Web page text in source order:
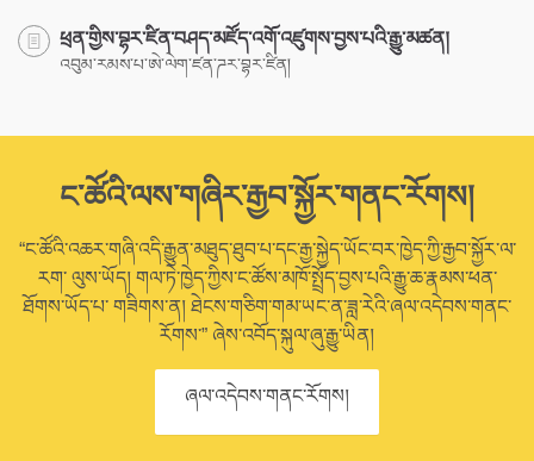
ཕྲན་གྱིས་བྷར་ཛིན་བཤད་མཛོད་འགོ་འཛུགས་བྱས་པའི་རྒྱུ་མཚན།
འབུམ་རམས་པ་ཨེ་ལེག་ཛན་ཌར་བྷར་ཛིན།
ང་ཚོའི་ལས་གཞིར་རྒྱབ་སྐྱོར་གནང་རོགས།
“ང་ཚོའི་འཆར་གཞི་འདི་རྒྱུན་མཐུད་ཐུབ་པ་དང་རྒྱ་སྐྱེད་ཡོང་བར་ཁྱེད་ཀྱི་རྒྱབ་སྐྱོར་ལ་
རག་ ལུས་ཡོད། གལ་ཏེ་ཁྱེད་ཀྱིས་ང་ཚོས་མཁོ་སྤྲོད་བྱས་པའི་རྒྱུ་ཆ་རྣམས་ཕན་
ཐོགས་ཡོད་པ་ གཟིགས་ན། ཐེངས་གཅིག་གམ་ཡང་ན་ཟླ་རེའི་ཞལ་འདེབས་གནང་
རོགས་” ཞེས་འབོད་སྐུལ་ཞུ་རྒྱུ་ཡིན།
ཞལ་འདེབས་གནང་རོགས།